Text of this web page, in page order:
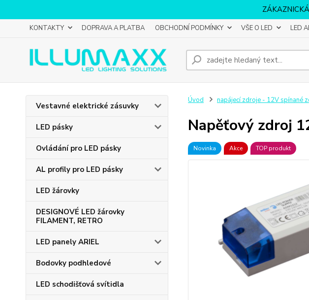
KONTAKTY DOPRAVA A PLATBA OBCHODNÍ PODMÍNKY VŠE O LED LED
Vestavné elektrické zásuvky
LED pásky
Ovládání pro LED pásky
AL profily pro LED pásky
LED žárovky
DESIGNOVÉ LED žárovky
FILAMENT, RETRO
LED panely ARIEL
Bodovky podhledové
LED schodišťová svítidla
Úvod napájecí zdroje - 12V spínané
Napěťový zdroj
Novinka Akce TOP produkt